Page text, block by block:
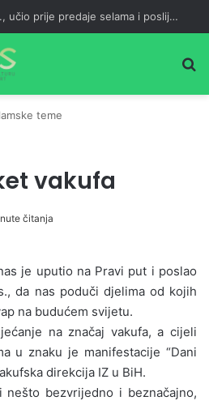
Šta je Muhammed, a.s., učio prije predaje selama i poslije namaza?
teme
vakufa
čitanja
je uputio na Pravi put i poslao
da nas poduči djelima od kojih
na budućem svijetu.
na značaj vakufa, a cijeli
u znaku je manifestacije “Dani
direkcija IZ u BiH.
bezvrijedno i beznačajno,